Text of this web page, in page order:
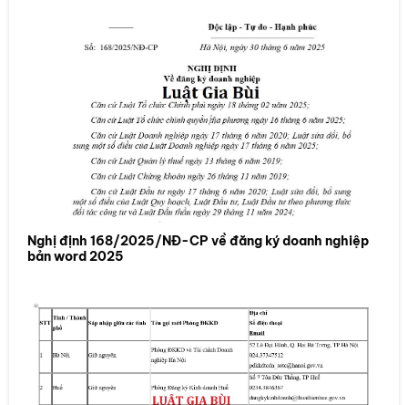
Nghị định 168/2025/NĐ-CP về đăng ký doanh nghiệp
bản word 2025